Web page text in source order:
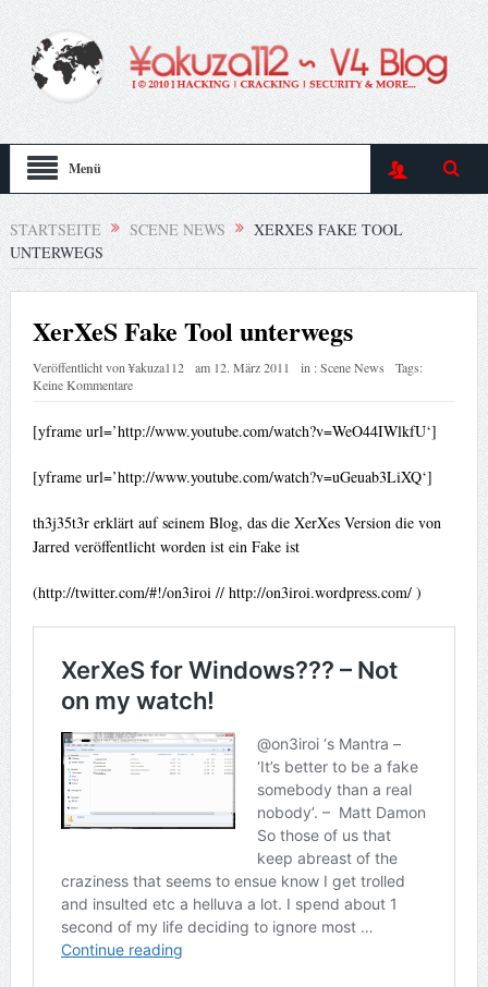
Menü
STARTSEITE SCENE NEWS
XERXES FAKE TOOL
UNTERWEGS
XerXeS Fake Tool unterwegs
Veröffentlicht von¥akuza112 am 12. März 2011 in :Scene News
Tags:
Keine Kommentare
[yframe url=’http://www.youtube.com/watch?v=WeO44IWlkfU‘]
[yframe url=’http://www.youtube.com/watch?v=uGeuab3LiXQ‘]
th3j35t3r erklärt auf seinem Blog, das die XerXes Version die von
Jarred veröffentlicht worden ist ein Fake ist
(http://twitter.com/#!/on3iroi // http://on3iroi.wordpress.com/ )